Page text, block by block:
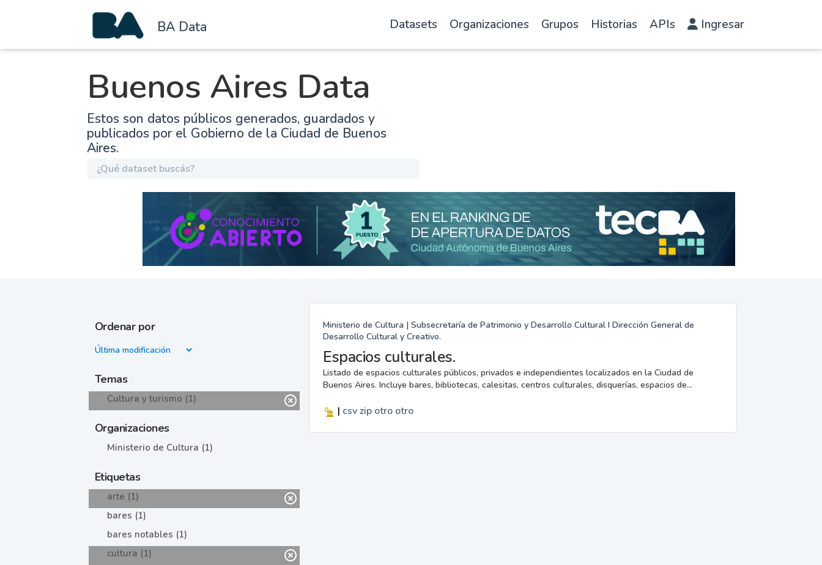
BA Data Datasets Organizaciones Grupos Historias APIs Ingresar
Buenos Aires Data
Estos son datos públicos generados, guardados y
publicados por el Gobierno de la Ciudad de Buenos
Aires.
Ordenar por
Temas
Cultura y turismo (1)
Organizaciones
Ministerio de Cultura (1)
Etiquetas
arte (1)
bares (1)
bares notables (1)
cultura (1)
Ministerio de Cultura | Subsecretaría de Patrimonio y Desarrollo Cultural I Dirección General de
Desarrollo Cultural y Creativo.
Espacios culturales.
Listado de espacios culturales públicos, privados e independientes localizados en la Ciudad de
Buenos Aires. Incluye bares, bibliotecas, calesitas, centros culturales, disquerías, espacios de...
| csvzip otro otro